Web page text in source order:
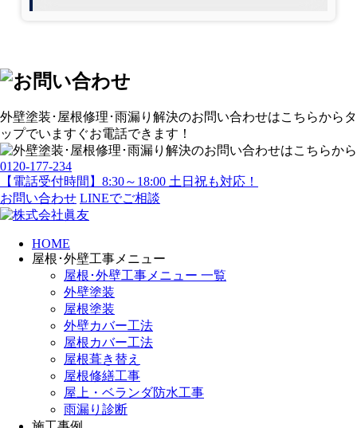
外壁塗装･屋根修理･雨漏り解決のお問い合わせはこちらから タ
ップでいますぐお電話できます！
0120-177-234
【電話受付時間】8:30～18:00 土日祝も対応！
お問い合わせ LINEでご相談
HOME
屋根･外壁工事メニュー
屋根･外壁工事メニュー 一覧
外壁塗装
屋根塗装
外壁カバー工法
屋根カバー工法
屋根葺き替え
屋根修繕工事
屋上・ベランダ防水工事
雨漏り診断